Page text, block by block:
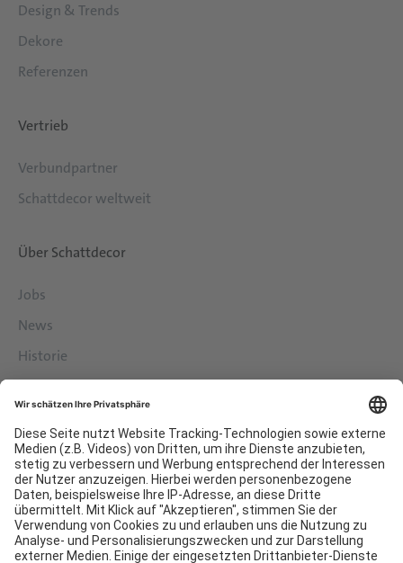
Design & Trends
Dekore
Referenzen
Vertrieb
Verbundpartner
Schattdecor weltweit
Über Schattdecor
Jobs
News
Historie
Services
Downloads
Kontakt
EDI